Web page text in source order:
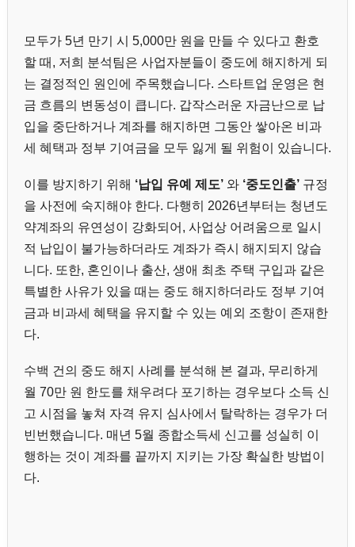
모두가 5년 만기 시 5,000만 원을 만들 수 있다고 환호
할 때, 저희 분석팀은 사업자분들이 중도에 해지하게 되
는 결정적인 원인에 주목했습니다. 스타트업 운영은 현
금 흐름의 변동성이 큽니다. 갑작스러운 자금난으로 납
입을 중단하거나 계좌를 해지하면 그동안 쌓아온 비과
세 혜택과 정부 기여금을 모두 잃게 될 위험이 있습니다.
이를 방지하기 위해 ‘납입 유예 제도’ 와 ‘중도인출’ 규정
을 사전에 숙지해야 한다. 다행히 2026년부터는 청년도
약계좌의 유연성이 강화되어, 사업상 어려움으로 일시
적 납입이 불가능하더라도 계좌가 즉시 해지되지 않습
니다. 또한, 혼인이나 출산, 생애 최초 주택 구입과 같은
특별한 사유가 있을 때는 중도 해지하더라도 정부 기여
금과 비과세 혜택을 유지할 수 있는 예외 조항이 존재한
다.
수백 건의 중도 해지 사례를 분석해 본 결과, 무리하게
월 70만 원 한도를 채우려다 포기하는 경우보다 소득 신
고 시점을 놓쳐 자격 유지 심사에서 탈락하는 경우가 더
빈번했습니다. 매년 5월 종합소득세 신고를 성실히 이
행하는 것이 계좌를 끝까지 지키는 가장 확실한 방법이
다.